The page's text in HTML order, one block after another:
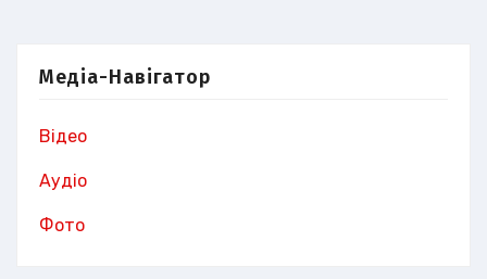
Медіа-Навігатор
Відео
Аудіо
Фото